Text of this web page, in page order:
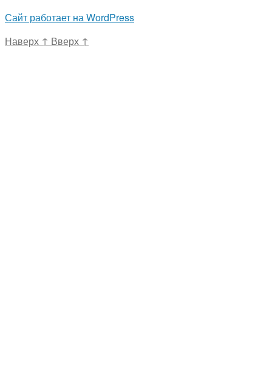
Сайт работает на WordPress
Наверх ↑ Вверх ↑